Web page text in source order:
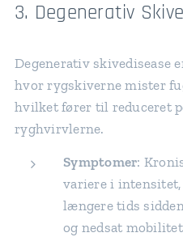
3. Degenerativ
Degenerativ skivedisease
hvor rygskiverne mister
hvilket fører til reduceret
ryghvirvlerne.
Symptomer:
variere i
længere tids
og nedsat